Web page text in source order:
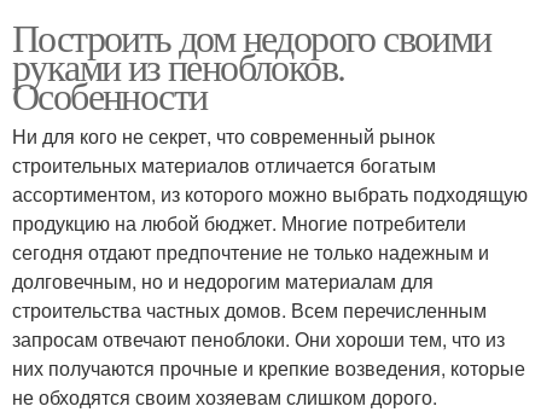
Построить дом недорого своими
руками из пеноблоков.
Особенности
Ни для кого не секрет, что современный рынок
строительных материалов отличается богатым
ассортиментом, из которого можно выбрать подходящую
продукцию на любой бюджет. Многие потребители
сегодня отдают предпочтение не только надежным и
долговечным, но и недорогим материалам для
строительства частных домов. Всем перечисленным
запросам отвечают пеноблоки. Они хороши тем, что из
них получаются прочные и крепкие возведения, которые
не обходятся своим хозяевам слишком дорого.